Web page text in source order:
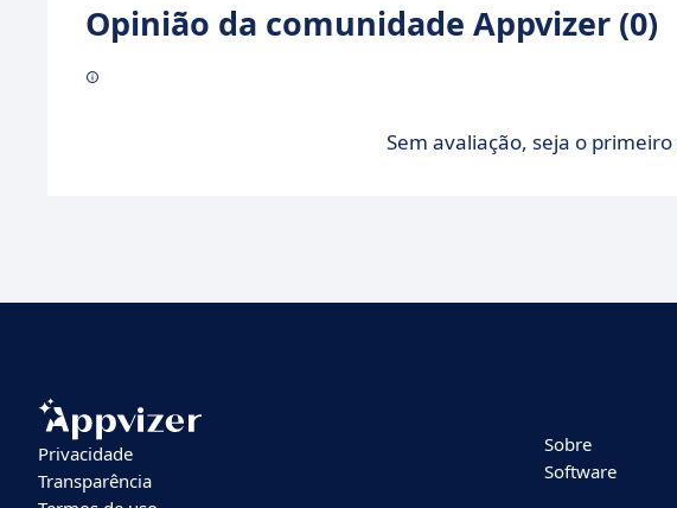
Opinião da comunidade Appvizer (0)
Sem avaliação, seja o
Privacidade
Transparência
Sobre
Software